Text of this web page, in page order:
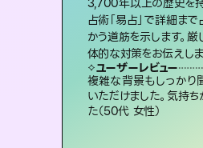
占術「易占」で詳細ま
かう道筋を示します。
体的な対策をお伝えしま
ユーザーレビュー
複雑な背景もしっかり
いただけました。気持
た（50代 女性）
紐解き、背中をそっ
ユーザーレビュー
安心感のあり、言い
さない鑑定のおか
持ちを整えられます
選択できるよう
ユーザーレビ
職場の人の性質
本当によく視え
打てて前向きに
連絡再開、復縁、成就などの報告実績多数。セラピストとして2万超の
ユーザーレ
とても心温ま
らは何も言っ
しゃるんだなと
恋愛のお
係」の相
恋人未満
寧に読み解
ユーザーレ
鑑定してい
動すると仲
とうござい
霊視×オ
「未来」
ち」まで
ントを優
ユーザー
不安な気
た…！よく
感じました